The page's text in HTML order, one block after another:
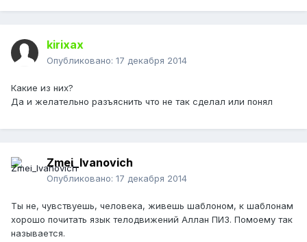
kirixax
Опубликовано: 17 декабря 2014
Какие из них?
Да и желательно разъяснить что не так сделал или понял
Zmei_Ivanovich
Опубликовано: 17 декабря 2014
Ты не, чувствуешь, человека, живешь шаблоном, к шаблонам
хорошо почитать язык телодвижений Аллан ПИЗ. Помоему так
называется.